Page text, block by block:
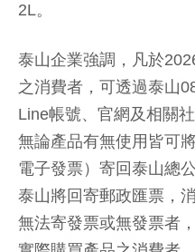
2L。
泰山企業強調，凡於
之消費者，可透過泰山
Line帳號、官網及相關
無論產品有無使用皆可
電子發票）寄回泰山總
泰山將回寄郵政匯票，
無法寄發票或無發票者